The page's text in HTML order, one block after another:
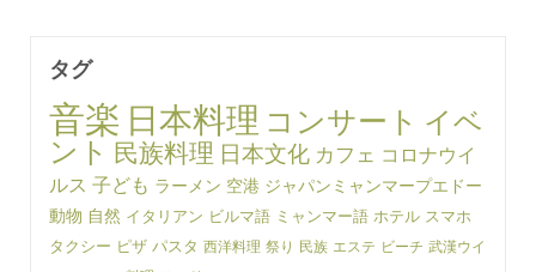
タグ
音楽 日本料理 コンサート イベ
ント
民族料理 日本文化 カフェ コロナウイ
ルス 子ども ラーメン 空港 ジャパンミャンマープエドー
動物 自然 イタリアン ビルマ語 ミャンマー語 ホテル スマホ
タクシー ピザ パスタ 西洋料理 祭り 民族 エステ ビーチ 武漢ウイ